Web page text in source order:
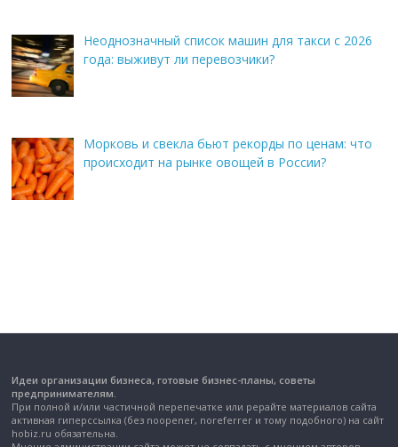
Неоднозначный список машин для такси с 2026
года: выживут ли перевозчики?
Морковь и свекла бьют рекорды по ценам: что
происходит на рынке овощей в России?
Идеи организации бизнеса, готовые бизнес-планы, советы
предпринимателям.
При полной и/или частичной перепечатке или рерайте материалов сайта
активная гиперссылка (без noopener, noreferrer и тому подобного) на сайт
hobiz.ru обязательна.